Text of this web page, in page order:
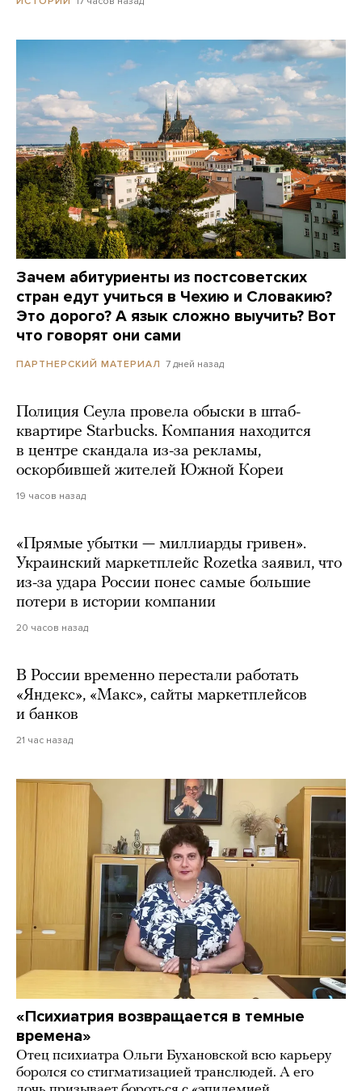
Зачем абитуриенты из постсоветских
стран едут учиться в Чехию и Словакию?
Это дорого? А язык сложно выучить? Вот
что говорят они сами
ПАРТНЕРСКИЙ МАТЕРИАЛ 7 дней назад
Полиция Сеула провела обыски в штаб-
квартире Starbucks. Компания находится
в центре скандала из-за рекламы,
оскорбившей жителей Южной Кореи
19 часов назад
«Прямые убытки — миллиарды гривен».
Украинский маркетплейс Rozetka заявил, что
из-за удара России понес самые большие
потери в истории компании
20 часов назад
В России временно перестали работать
«Яндекс», «Макс», сайты маркетплейсов
и банков
21 час назад
«Психиатрия возвращается в темные
времена»
Отец психиатра Ольги Бухановской всю карьеру
боролся со стигматизацией транслюдей. А его